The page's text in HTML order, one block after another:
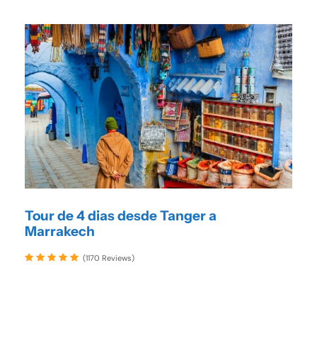
Tour de 4 dias desde Tanger a
Marrakech
(1170 Reviews)